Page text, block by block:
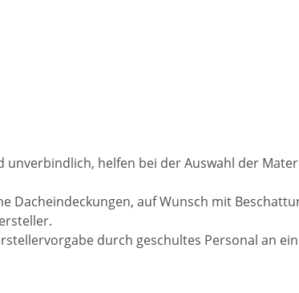
helfen bei der Auswahl der
auf Wunsch mit
durch geschultes Personal an